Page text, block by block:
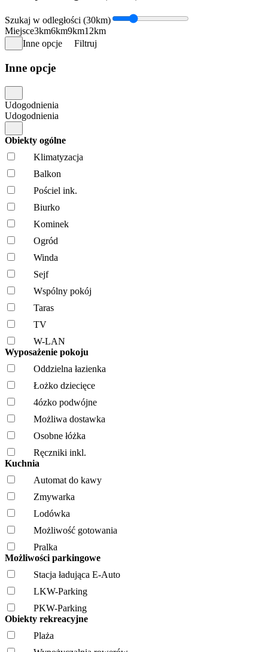
Szukaj w odległości (30km)
Miejsce3km6km9km12km
Inne opcje
Filtruj
Inne opcje
Udogodnienia
Udogodnienia
Obiekty ogólne
Klimatyzacja
Balkon
Pościel ink.
Biurko
Kominek
Ogród
Winda
Sejf
Wspólny pokój
Taras
TV
W-LAN
Wyposażenie pokoju
Oddzielna łazienka
Łożko dziecięce
4ózko podwójne
Możliwa dostawka
Osobne łóżka
Ręczniki inkl.
Kuchnia
Automat do kawy
Zmywarka
Lodówka
Możliwość gotowania
Pralka
Możliwości parkingowe
Stacja ładująca E-Auto
LKW-Parking
PKW-Parking
Obiekty rekreacyjne
Plaża